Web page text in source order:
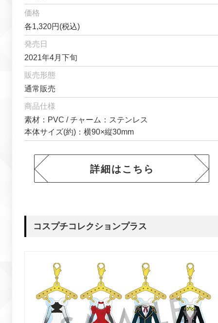
価格
各1,320円(税込)
発売日
2021年4月下旬
販売形態
通常販売
商品仕様
素材：PVC / チャーム：ステンレス
本体サイズ(約)：横90×縦30mm
詳細はこちら
コスプチコレクションプラス